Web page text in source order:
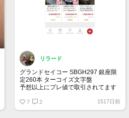
リラード
グランドセイコー SBGH297 銀座限
定260本 ターコイズ文字盤
予想以上にプレ値で取引されてます
純粋に綺麗な文字盤だから欲しかっ
たなー
7 2 1517日前